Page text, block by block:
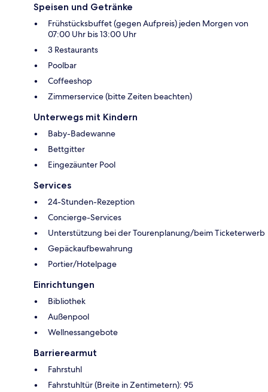
Speisen und Getränke
Frühstücksbuffet (gegen Aufpreis) jeden Morgen von
07:00 Uhr bis 13:00 Uhr
3 Restaurants
Poolbar
Coffeeshop
Zimmerservice (bitte Zeiten beachten)
Unterwegs mit Kindern
Baby-Badewanne
Bettgitter
Eingezäunter Pool
Services
24-Stunden-Rezeption
Concierge-Services
Unterstützung bei der Tourenplanung/beim Ticketerwerb
Gepäckaufbewahrung
Portier/Hotelpage
Einrichtungen
Bibliothek
Außenpool
Wellnessangebote
Barrierearmut
Fahrstuhl
Fahrstuhltür (Breite in Zentimetern): 95